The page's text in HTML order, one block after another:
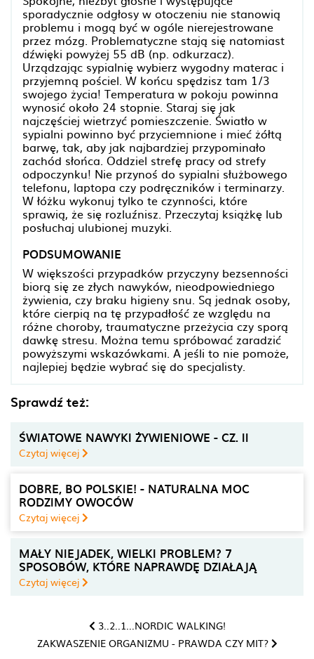
sporadycznie odgłosy w otoczeniu nie stanowią
problemu i mogą być w ogóle nierejestrowane
przez mózg. Problematyczne stają się natomiast
dźwięki powyżej 55 dB (np. odkurzacz).
Urządzając sypialnię wybierz wygodny materac i
przyjemną pościel. W końcu spędzisz tam 1/3
swojego życia! Temperatura w pokoju powinna
wynosić około 24 stopnie. Staraj się jak
najczęściej wietrzyć pomieszczenie. Światło w
sypialni powinno być przyciemnione i mieć żółtą
barwę, tak, aby jak najbardziej przypominało
zachód słońca. Oddziel strefę pracy od strefy
odpoczynku! Nie przynoś do sypialni służbowego
telefonu, laptopa czy podręczników i terminarzy.
W łóżku wykonuj tylko te czynności, które
sprawią, że się rozluźnisz. Przeczytaj książkę lub
posłuchaj ulubionej muzyki.
PODSUMOWANIE
W większości przypadków przyczyny bezsenności
biorą się ze złych nawyków, nieodpowiedniego
żywienia, czy braku higieny snu. Są jednak osoby,
które cierpią na tę przypadłość ze względu na
różne choroby, traumatyczne przeżycia czy sporą
dawkę stresu. Można temu spróbować zaradzić
powyższymi wskazówkami. A jeśli to nie pomoże,
najlepiej będzie wybrać się do specjalisty.
Sprawdź też:
ŚWIATOWE NAWYKI ŻYWIENIOWE - CZ. II
Czytaj więcej
DOBRE, BO POLSKIE! - NATURALNA MOC
RODZIMY OWOCÓW
Czytaj więcej
MAŁY NIEJADEK, WIELKI PROBLEM? 7
SPOSOBÓW, KTÓRE NAPRAWDĘ DZIAŁAJĄ
Czytaj więcej
3..2..1...NORDIC WALKING!
ZAKWASZENIE ORGANIZMU - PRAWDA CZY MIT?